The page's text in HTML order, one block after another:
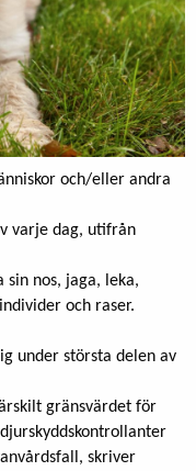
och/eller andra
varje dag, utifrån
nos, jaga, leka,
och raser.
under största delen av
gränsvärdet för
skriver